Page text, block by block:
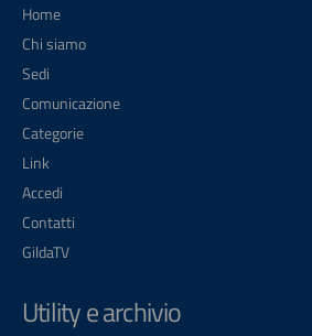
Home
Chi siamo
Sedi
Comunicazione
Categorie
Link
Accedi
Contatti
GildaTV
Utility e archivio